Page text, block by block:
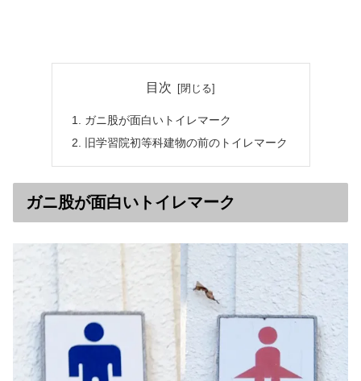
目次
ガニ股が面白いトイレマーク
旧学習院初等科建物の前のトイレマーク
ガニ股が面白いトイレマーク